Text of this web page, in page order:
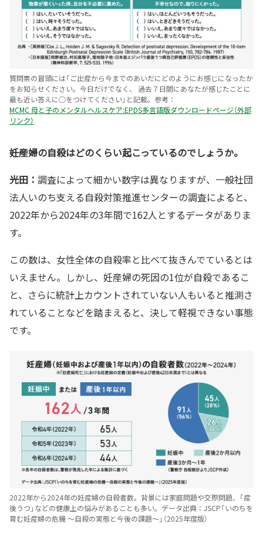
質問票の冒頭には「ご出産から今までのあいだにどのようにお感じになったか
をお知らせください。今日だけでなく、 過去７日間にあなたが感じたことに
最も近い答えに○をつけてください」と記載。参考：
MCMC 母と子のメンタルヘルスケア:EPDS多言語版ダウンロードページ（外部
リンク）
――妊産婦の自殺はどのくらい起こっているのでしょうか。
光田： 調査によって細かい数字は異なりますが、一般社団
法人いのち支える自殺対策推進センターの調査によると、
2022年から2024年の3年間で162人とするデータがありま
す。
この数は、女性全体の自殺率と比べて抜きんでているとは
いえません。しかし、妊産婦の死因の1位が自殺であるこ
と、さらに統計上カウントされていない人もいると推測さ
れていることなどを踏まえると、決して軽視できない事態
です。
2022年から2024年の妊産婦の自殺者数。背景には家庭問題や交際問題、「産
後うつ」などの健康上の悩みがあることも多い。データ出典：JSCP「いのちを
育む妊産婦の危機 ～自殺の実態と今後の課題～」（2025年度版）